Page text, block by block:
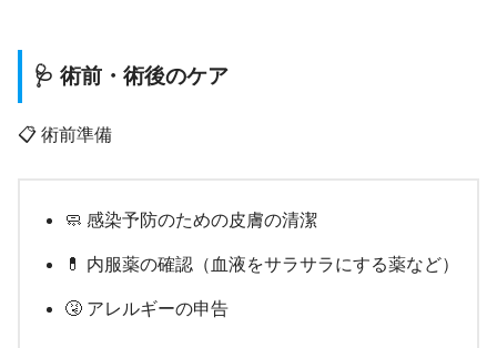
🩺 術前・術後のケア
📋 術前準備
🧼 感染予防のための皮膚の清潔
💊 内服薬の確認（血液をサラサラにする薬など）
🤧 アレルギーの申告